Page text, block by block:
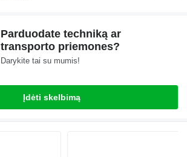
Parduodate techniką ar
transporto priemones?
Darykite tai su mumis!
Įdėti skelbimą